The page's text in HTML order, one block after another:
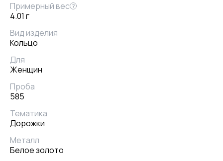
Примерный вес ?
4.01 г
Вид изделия
Кольцо
Для
Женщин
Проба
585
Тематика
Дорожки
Металл
Белое золото